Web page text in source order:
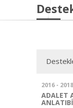
2016 - 2018
ADALET